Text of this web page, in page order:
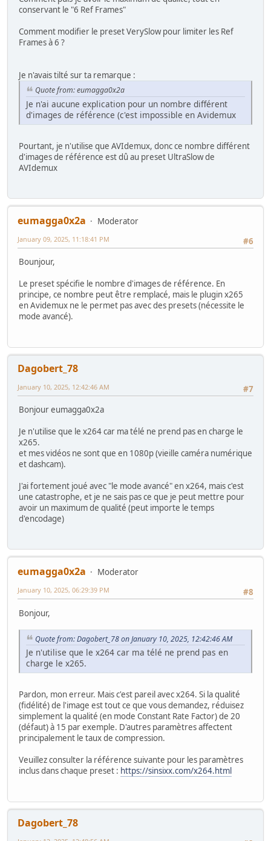
conservant le "6 Ref Frames"
Comment modifier le preset VerySlow pour limiter les Ref
Frames à 6 ?
Je n'avais tilté sur ta remarque :
Quote from: eumagga0x2a
Je n'ai aucune explication pour un nombre différent
d'images de référence (c'est impossible en Avidemux
Pourtant, je n'utilise que AVIdemux, donc ce nombre différent
d'images de référence est dû au preset UltraSlow de
AVIdemux
eumagga0x2a
Moderator
#6
January 09, 2025, 11:18:41 PM
Bounjour,
Le preset spécifie le nombre d'images de référence. En
principe, ce nombre peut être remplacé, mais le plugin x265
en Avidemux ne le permet pas avec des presets (nécessite le
mode avancé).
Dagobert_78
#7
January 10, 2025, 12:42:46 AM
Bonjour eumagga0x2a
Je n'utilise que le x264 car ma télé ne prend pas en charge le
x265.
et mes vidéos ne sont que en 1080p (vieille caméra numérique
et dashcam).
J'ai fortement joué avec "le mode avancé" en x264, mais c'est
une catastrophe, et je ne sais pas ce que je peut mettre pour
avoir un maximum de qualité (peut importe le temps
d'encodage)
eumagga0x2a
Moderator
#8
January 10, 2025, 06:29:39 PM
Bonjour,
Quote from: Dagobert_78 on January 10, 2025, 12:42:46 AM
Je n'utilise que le x264 car ma télé ne prend pas en
charge le x265.
Pardon, mon erreur. Mais c'est pareil avec x264. Si la qualité
(fidélité) de l'image est tout ce que vous demandez, réduisez
simplement la qualité (en mode Constant Rate Factor) de 20
(défaut) à 15 par exemple. D'autres paramètres affectent
principalement le taux de compression.
Veuillez consulter la référence suivante pour les paramètres
inclus dans chaque preset : https://sinsixx.com/x264.html
Dagobert_78